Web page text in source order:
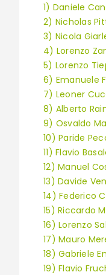
1) Daniele
2) Nicholas
3) Nicola
4) Lorenzo
5) Lorenzo
6) Emanuele
7) Leoner
8) Alberto
9) Osvaldo
10) Paride
11) Flavio
12) Manuel
13) Davide
14) Federico
15) Riccardo
16) Lorenzo
17) Mauro
18) Gabriele
19) Flavio